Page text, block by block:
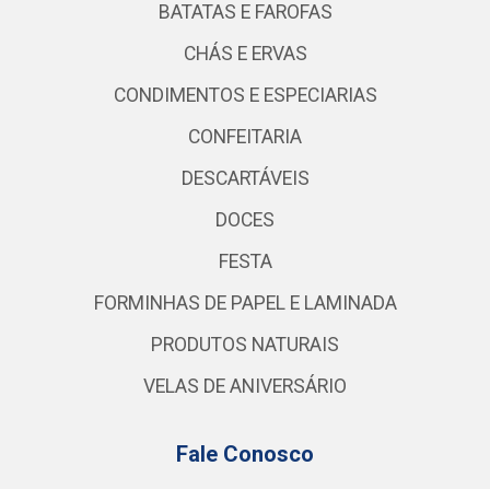
BATATAS E FAROFAS
CHÁS E ERVAS
CONDIMENTOS E ESPECIARIAS
CONFEITARIA
DESCARTÁVEIS
DOCES
FESTA
FORMINHAS DE PAPEL E LAMINADA
PRODUTOS NATURAIS
VELAS DE ANIVERSÁRIO
Fale Conosco